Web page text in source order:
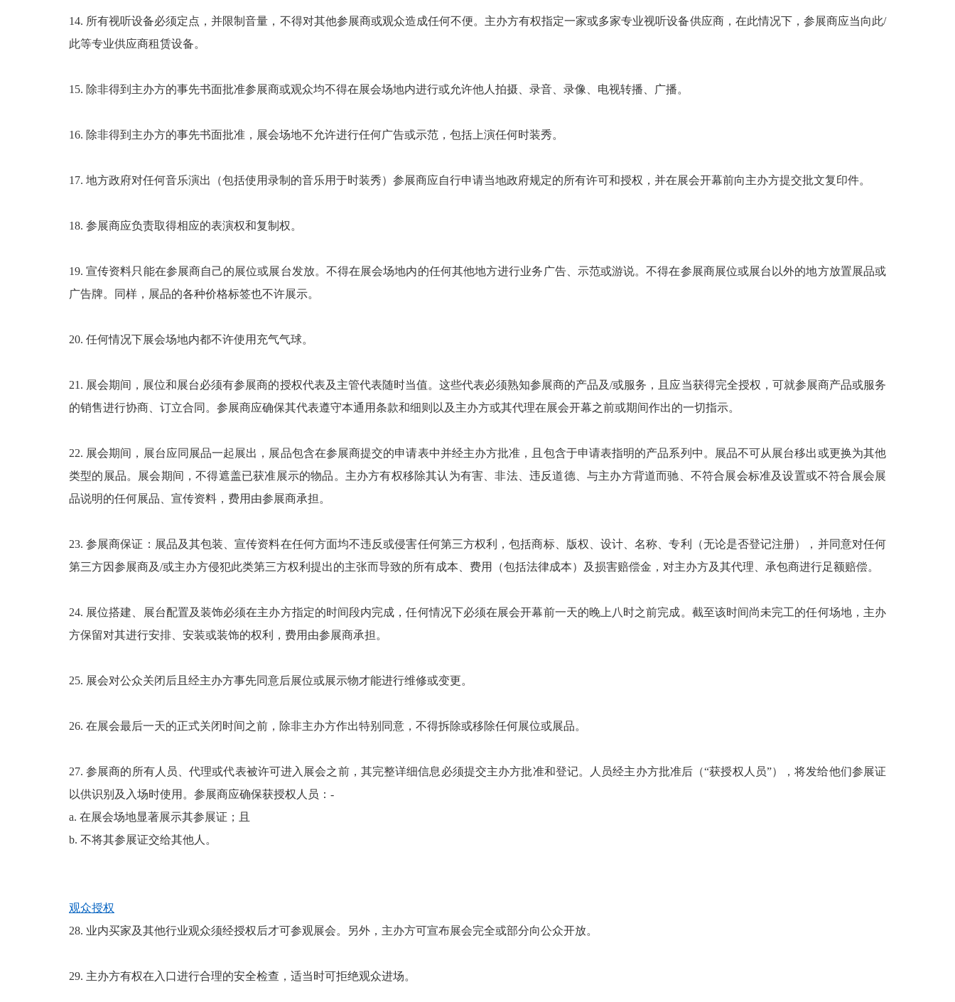
14. 所有视听设备必须定点，并限制音量，不得对其他参展商或观众造成任何不便。主办方有权指定一家或多家专业视听设备供应商，在此情况下，参展商应当向此/
此等专业供应商租赁设备。
15. 除非得到主办方的事先书面批准参展商或观众均不得在展会场地内进行或允许他人拍摄、录音、录像、电视转播、广播。
16. 除非得到主办方的事先书面批准，展会场地不允许进行任何广告或示范，包括上演任何时装秀。
17. 地方政府对任何音乐演出（包括使用录制的音乐用于时装秀）参展商应自行申请当地政府规定的所有许可和授权，并在展会开幕前向主办方提交批文复印件。
18. 参展商应负责取得相应的表演权和复制权。
19. 宣传资料只能在参展商自己的展位或展台发放。不得在展会场地内的任何其他地方进行业务广告、示范或游说。不得在参展商展位或展台以外的地方放置展品或
广告牌。同样，展品的各种价格标签也不许展示。
20. 任何情况下展会场地内都不许使用充气气球。
21. 展会期间，展位和展台必须有参展商的授权代表及主管代表随时当值。这些代表必须熟知参展商的产品及/或服务，且应当获得完全授权，可就参展商产品或服务
的销售进行协商、订立合同。参展商应确保其代表遵守本通用条款和细则以及主办方或其代理在展会开幕之前或期间作出的一切指示。
22. 展会期间，展台应同展品一起展出，展品包含在参展商提交的申请表中并经主办方批准，且包含于申请表指明的产品系列中。展品不可从展台移出或更换为其他
类型的展品。展会期间，不得遮盖已获准展示的物品。主办方有权移除其认为有害、非法、违反道德、与主办方背道而驰、不符合展会标准及设置或不符合展会展
品说明的任何展品、宣传资料，费用由参展商承担。
23. 参展商保证：展品及其包装、宣传资料在任何方面均不违反或侵害任何第三方权利，包括商标、版权、设计、名称、专利（无论是否登记注册），并同意对任何
第三方因参展商及/或主办方侵犯此类第三方权利提出的主张而导致的所有成本、费用（包括法律成本）及损害赔偿金，对主办方及其代理、承包商进行足额赔偿。
24. 展位搭建、展台配置及装饰必须在主办方指定的时间段内完成，任何情况下必须在展会开幕前一天的晚上八时之前完成。截至该时间尚未完工的任何场地，主办
方保留对其进行安排、安装或装饰的权利，费用由参展商承担。
25. 展会对公众关闭后且经主办方事先同意后展位或展示物才能进行维修或变更。
26. 在展会最后一天的正式关闭时间之前，除非主办方作出特别同意，不得拆除或移除任何展位或展品。
27. 参展商的所有人员、代理或代表被许可进入展会之前，其完整详细信息必须提交主办方批准和登记。人员经主办方批准后（“获授权人员”），将发给他们参展证
以供识别及入场时使用。参展商应确保获授权人员：-
a. 在展会场地显著展示其参展证；且
b. 不将其参展证交给其他人。
观众授权
28. 业内买家及其他行业观众须经授权后才可参观展会。另外，主办方可宣布展会完全或部分向公众开放。
29. 主办方有权在入口进行合理的安全检查，适当时可拒绝观众进场。